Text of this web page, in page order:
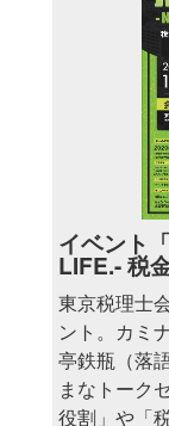
イベント
LIFE.- 税
東京税理士
ント。カミ
亭鉄瓶（落
まなトーク
役割」や「